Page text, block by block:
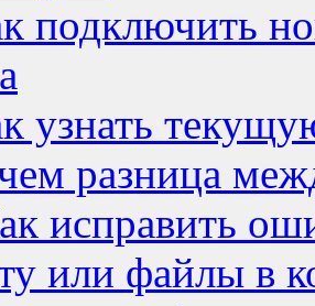
подключить
узнать
разница
исправить
или файлы в